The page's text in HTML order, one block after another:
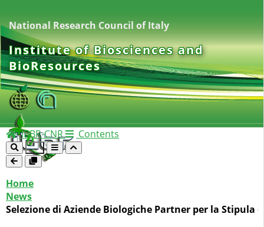
National Research Council of Italy
Institute of Biosciences and
BioResources
IBBR-CNR Contents
Home
News
Selezione di Aziende Biologiche Partner per la Stipula